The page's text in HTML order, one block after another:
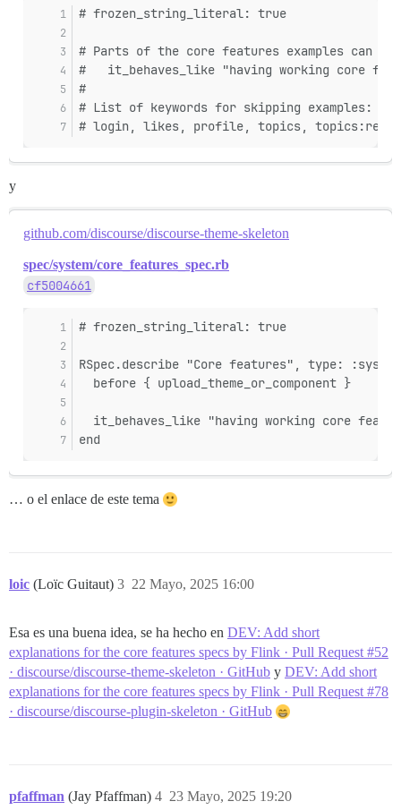
# frozen_string_literal: true
# Parts of the core features examples can
#   it_behaves_like "having working core
#
# List of keywords for skipping examples:
# login, likes, profile, topics,
y
github.com/discourse/discourse-theme-skeleton
spec/system/core_features_spec.rb
cf5004661
# frozen_string_literal: true
RSpec.describe "Core features", type:
  before { upload_theme_or_component }
it_behaves_like "having working core
end
… o el enlace de este tema
loic (Loïc Guitaut) 22 Mayo, 2025 16:00
3
Esa es una buena idea, se ha hecho en DEV: Add short
explanations for the core features specs by Flink · Pull Request #52
· discourse/discourse-theme-skeleton · GitHub y DEV: Add short
explanations for the core features specs by Flink · Pull Request #78
· discourse/discourse-plugin-skeleton · GitHub
pfaffman (Jay Pfaffman) 23 Mayo, 2025 19:20
4